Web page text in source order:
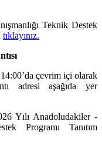
Teknik Destek
tıklayınız.
14:00’da çevrim içi olarak
adresi aşağıda yer
Yılı Anadoludakiler -
Programı Tanıtım